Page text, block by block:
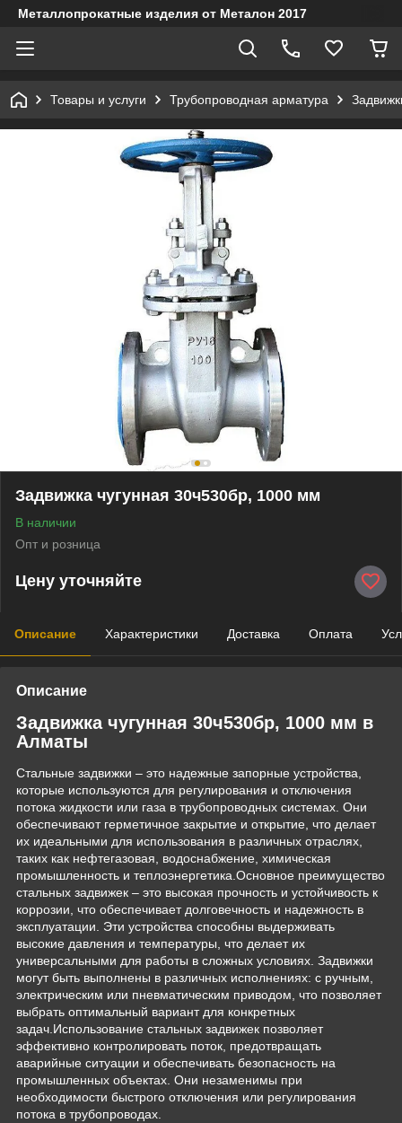
Металлопрокатные изделия от Металон 2017
Товары и услуги Трубопроводная арматура
Задвижка чугунная 30ч530бр, 1000 мм
В наличии
Опт и розница
Цену уточняйте
Описание Характеристики Доставка Оплата
Описание
Задвижка чугунная 30ч530бр, 1000 мм в
Алматы
Стальные задвижки – это надежные запорные устройства,
которые используются для регулирования и отключения
потока жидкости или газа в трубопроводных системах. Они
обеспечивают герметичное закрытие и открытие, что делает
их идеальными для использования в различных отраслях,
таких как нефтегазовая, водоснабжение, химическая
промышленность и теплоэнергетика.Основное преимущество
стальных задвижек – это высокая прочность и устойчивость к
коррозии, что обеспечивает долговечность и надежность в
эксплуатации. Эти устройства способны выдерживать
высокие давления и температуры, что делает их
универсальными для работы в сложных условиях. Задвижки
могут быть выполнены в различных исполнениях: с ручным,
электрическим или пневматическим приводом, что позволяет
выбрать оптимальный вариант для конкретных
задач.Использование стальных задвижек позволяет
эффективно контролировать поток, предотвращать
аварийные ситуации и обеспечивать безопасность на
промышленных объектах. Они незаменимы при
необходимости быстрого отключения или регулирования
потока в трубопроводах.